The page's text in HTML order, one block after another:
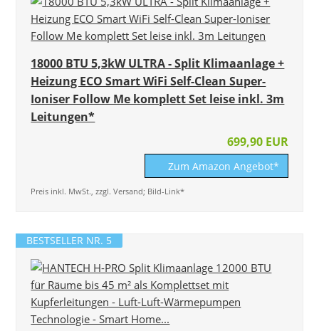
18000 BTU 5,3kW ULTRA - Split Klimaanlage +
Heizung ECO Smart WiFi Self-Clean Super-
Ioniser Follow Me komplett Set leise inkl. 3m
Leitungen*
699,90 EUR
Zum Amazon Angebot*
Preis inkl. MwSt., zzgl. Versand; Bild-Link*
BESTSELLER NR. 5